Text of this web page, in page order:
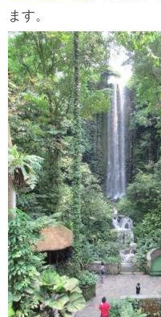
ます。